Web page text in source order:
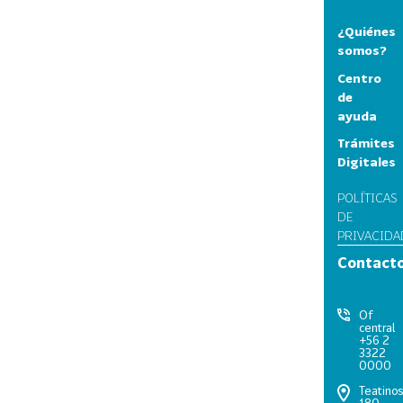
¿Quiénes
somos?
Centro
de
ayuda
Trámites
Digitales
POLÍTICAS
DE
Of
central
+56 2
3322
0000
Teatinos